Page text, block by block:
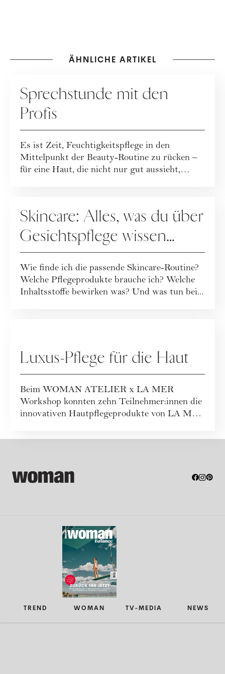
ÄHNLICHE ARTIKEL
Sprechstunde mit den
Profis
Es ist Zeit, Feuchtigkeitspflege in den
Mittelpunkt der Beauty-Routine zu rücken –
für eine Haut, die nicht nur gut aussieht,
Skincare: Alles, was du über
Gesichtspflege wissen
musst
Wie finde ich die passende Skincare-Routine?
Welche Pflegeprodukte brauche ich? Welche
Inhaltsstoffe bewirken was? Und was tun bei...
Luxus-Pflege für die Haut
Beim WOMAN ATELIER x LA MER
Workshop konnten zehn Teilnehmer:innen die
innovativen Hautpflegeprodukte von LA MER
TREND WOMAN TV-MEDIA NEWS